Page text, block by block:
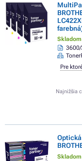
Najnižšia
Pre